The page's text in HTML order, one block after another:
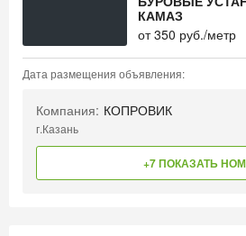
КАМАЗ
от350 руб./метр
Дата размещения объявления:
Компания: КОПРОВИК
г.Казань
+7 ПОКАЗАТЬ